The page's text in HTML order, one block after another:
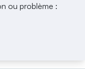
ou problème :